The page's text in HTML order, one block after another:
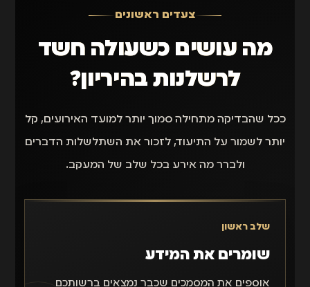
צעדים ראשונים
מה עושים כשעולה חשד
לרשלנות בהיריון?
ככל שהבדיקה מתחילה סמוך יותר למועד האירועים, קל
יותר לשמור על התיעוד, לזכור את השתלשלות הדברים
ולברר מה אירע בכל שלב של המעקב.
שלב ראשון
שומרים את המידע
אוספים את המסמכים שכבר נמצאים ברשותכם